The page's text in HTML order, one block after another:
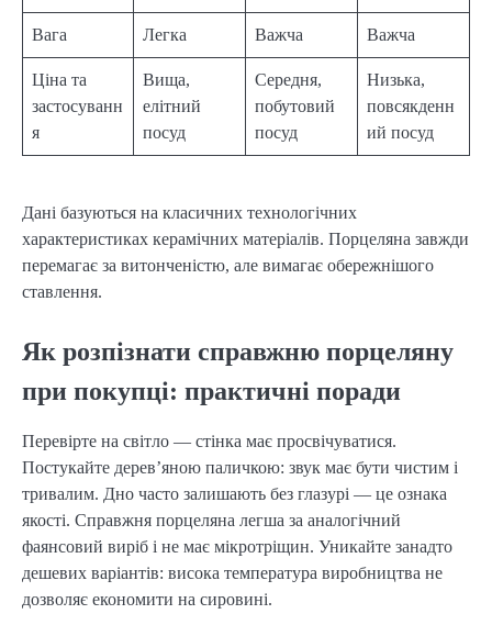
Вага Легка Важча Важча
Ціна та
застосуванн
я
Вища,
елітний
посуд
Середня,
побутовий
посуд
Низька,
повсякденн
ий посуд
Дані базуються на класичних технологічних
характеристиках керамічних матеріалів. Порцеляна завжди
перемагає за витонченістю, але вимагає обережнішого
ставлення.
Як розпізнати справжню порцеляну
при покупці: практичні поради
Перевірте на світло — стінка має просвічуватися.
Постукайте дерев’яною паличкою: звук має бути чистим і
тривалим. Дно часто залишають без глазурі — це ознака
якості. Справжня порцеляна легша за аналогічний
фаянсовий виріб і не має мікротріщин. Уникайте занадто
дешевих варіантів: висока температура виробництва не
дозволяє економити на сировині.